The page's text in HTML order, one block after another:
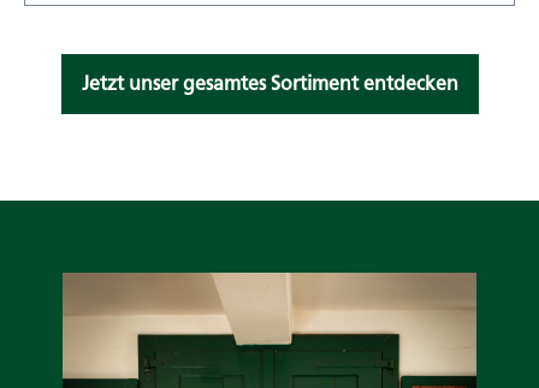
Jetzt unser gesamtes Sortiment entdecken